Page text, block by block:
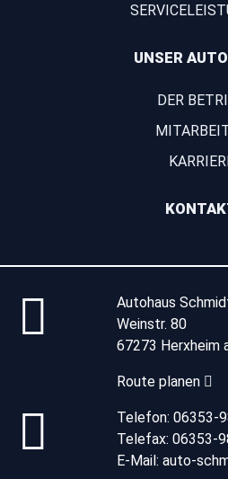
UNSER
DER
Autohaus
Weinstr. 80
67273 Herxheim
Route planen
Telefon: 06353-
Telefax: 06353-
E-Mail: auto-